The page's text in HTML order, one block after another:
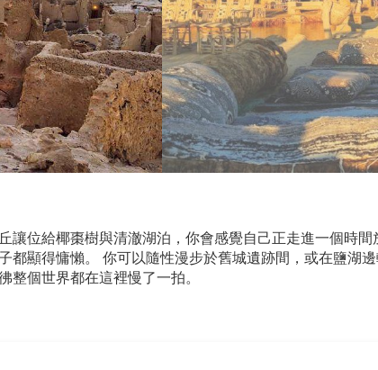
讓位給椰棗樹與清澈湖泊，你會感覺自己正走進一個時
都顯得慵懶。 你可以隨性漫步於舊城遺跡間，或在鹽湖
個世界都在這裡慢了一拍。